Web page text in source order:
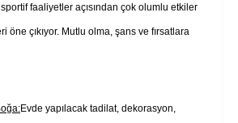
faaliyetler açısından çok olumlu etkiler
öne çıkıyor. Mutlu olma, şans ve fırsatlara
Evde yapılacak tadilat, dekorasyon,